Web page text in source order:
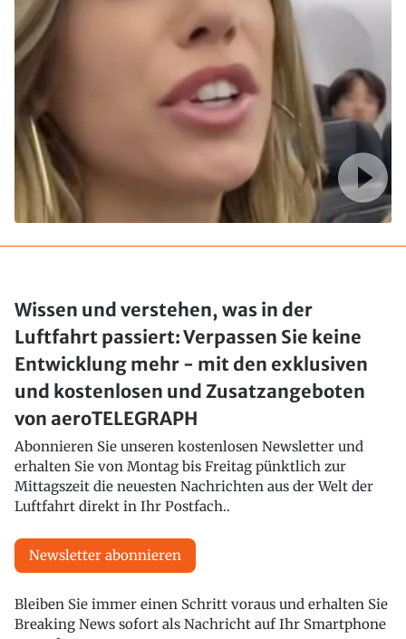
Wissen und verstehen, was in der
Luftfahrt passiert: Verpassen Sie keine
Entwicklung mehr - mit den exklusiven
und kostenlosen und Zusatzangeboten
von aeroTELEGRAPH
Abonnieren Sie unseren kostenlosen Newsletter und
erhalten Sie von Montag bis Freitag pünktlich zur
Mittagszeit die neuesten Nachrichten aus der Welt der
Luftfahrt direkt in Ihr Postfach..
Newsletter abonnieren
Bleiben Sie immer einen Schritt voraus und erhalten Sie
Breaking News sofort als Nachricht auf Ihr Smartphone